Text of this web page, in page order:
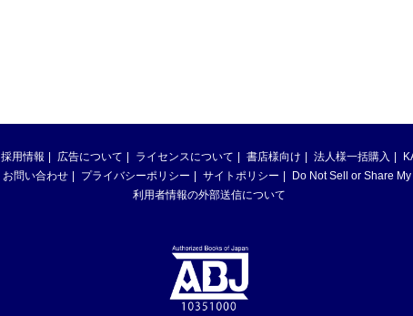
採用情報 広告について ライセンスについて 書店様向け 法人様一括購入
お問い合わせ プライバシーポリシー サイトポリシー
Do Not Sell or Share
利用者情報の外部送信について